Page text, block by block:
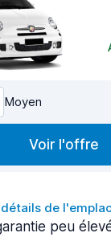
Moyen
Voir l'offre
de
peu